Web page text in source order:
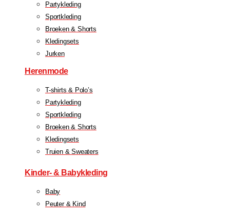
Partykleding
Sportkleding
Broeken & Shorts
Kledingsets
Jurken
Herenmode
T-shirts & Polo’s
Partykleding
Sportkleding
Broeken & Shorts
Kledingsets
Truien & Sweaters
Kinder- & Babykleding
Baby
Peuter & Kind